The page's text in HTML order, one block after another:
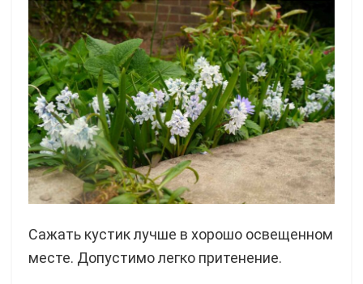
Сажать кустик лучше в хорошо освещенном
месте. Допустимо легко притенение.